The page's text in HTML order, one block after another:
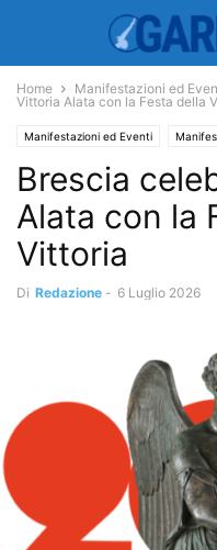
Home Manifestazioni ed
Vittoria Alata con la Festa della
Manifestazioni ed Eventi
Cultura e Storia
Brescia
Alata con la
Vittoria
Di Redazione - 6 Luglio 2026